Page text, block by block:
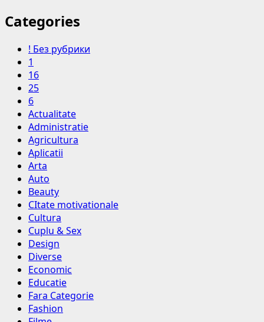
Categories
! Без рубрики
1
16
25
6
Actualitate
Administratie
Agricultura
Aplicatii
Arta
Auto
Beauty
CItate motivationale
Cultura
Cuplu & Sex
Design
Diverse
Economic
Educatie
Fara Categorie
Fashion